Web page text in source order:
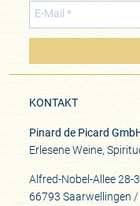
KONTAKT
Pinard de Picard
Erlesene Weine,
Alfred-Nobel-Allee 28-
66793 Saarwellingen /